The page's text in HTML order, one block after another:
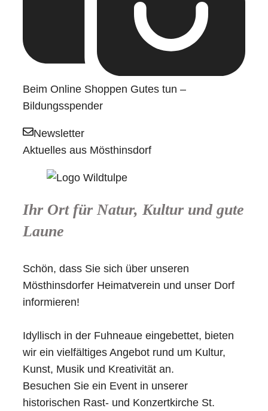
Beim Online Shoppen Gutes tun –
Bildungsspender
Newsletter
Aktuelles aus Mösthinsdorf
Ihr Ort für Natur, Kultur und gute
Laune
Schön, dass Sie sich über unseren
Mösthinsdorfer Heimatverein und unser Dorf
informieren!
Idyllisch in der Fuhneaue eingebettet, bieten
wir ein vielfältiges Angebot rund um Kultur,
Kunst, Musik und Kreativität an.
Besuchen Sie ein Event in unserer
historischen Rast- und Konzertkirche St.